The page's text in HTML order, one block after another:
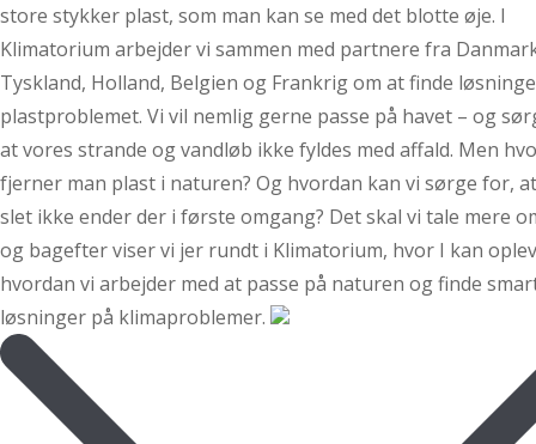
store stykker plast, som man kan se med det blotte øje. I
Klimatorium arbejder vi sammen med partnere fra
Tyskland, Holland, Belgien og Frankrig om at finde
plastproblemet. Vi vil nemlig gerne passe på havet – og
at vores strande og vandløb ikke fyldes med affald. Men
fjerner man plast i naturen? Og hvordan kan vi sørge for,
slet ikke ender der i første omgang? Det skal vi tale mere
og bagefter viser vi jer rundt i Klimatorium, hvor I kan
hvordan vi arbejder med at passe på naturen og finde
løsninger på klimaproblemer.